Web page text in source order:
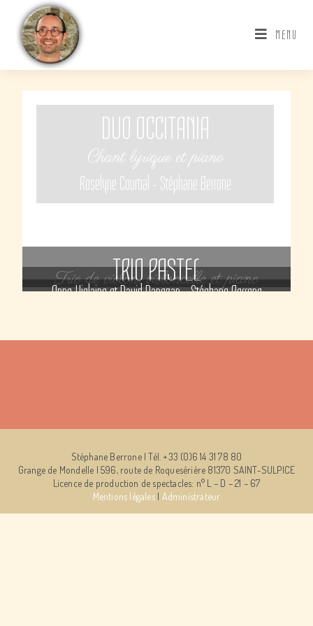
MENU
DUO OCCITANIA
Chant lyrique et piano
Roselyne Courtial – Stéphane Berrone
Trio de violon, violoncelle et piano
TRIO PASTEL
Anne-Violaine et David Danezan – Stéphane Berrone
Stéphane Berrone | Tél. +33 (0)6 14 31 78 80
Grange de Mondelle | 596, route de Roquesérière 81370 SAINT-SULPICE
Licence de production de spectacles: n° L – D – 21 – 67
Mentions légales| Administrateur